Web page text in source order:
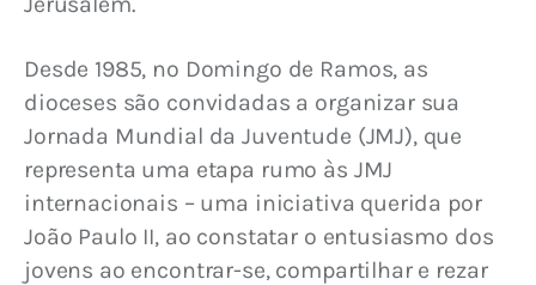
Desde 1985, no Domingo de Ramos, as
dioceses são convidadas a organizar sua
Jornada Mundial da Juventude (JMJ), que
representa uma etapa rumo às JMJ
internacionais – uma iniciativa querida por
João Paulo II, ao constatar o entusiasmo dos
jovens ao encontrar-se, compartilhar e rezar